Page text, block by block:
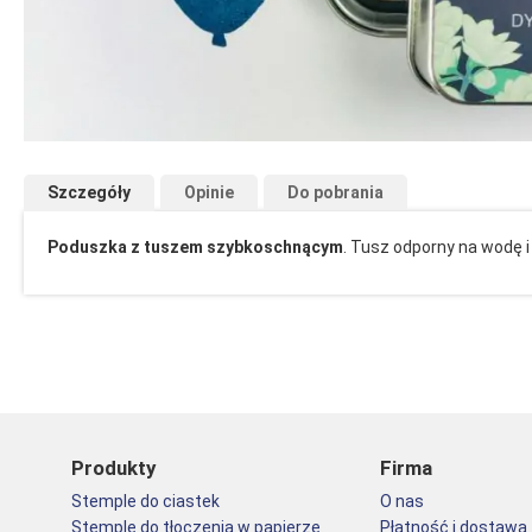
początek
Szczegóły
Poduszka z tuszem szybkoschnącym. Tusz odporny na wodę
Opinie Do pobrania
Produkty
Stemple do ciastek
Stemple do tłoczenia w papierze
Firma
O nas
Płatność i dostawa